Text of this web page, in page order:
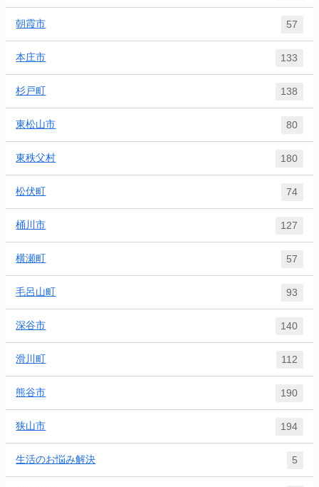
朝霞市 57
本庄市 133
杉戸町 138
東松山市 80
東秩父村 180
松伏町 74
桶川市 127
横瀬町 57
毛呂山町 93
深谷市 140
滑川町 112
熊谷市 190
狭山市 194
生活のお悩み解決 5